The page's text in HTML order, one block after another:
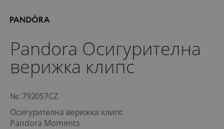
Pandora Осигурителна
верижка клипс
№: 792057CZ
Осигурителна верижка клипс
Pandora Moments